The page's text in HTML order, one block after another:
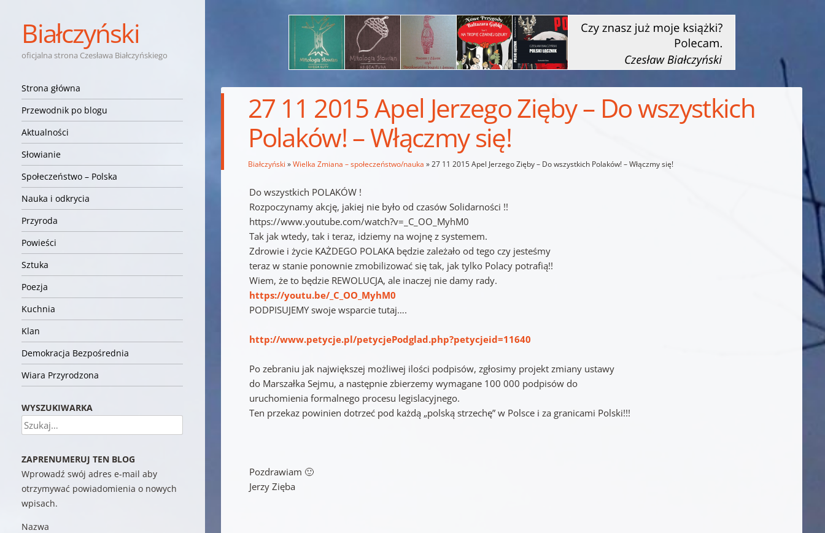
Białczyński
oficjalna strona Czesława Białczyńskiego
Nawigacja
Przejdź do treści
Strona główna
Przewodnik po blogu
Aktualności
Słowianie
Społeczeństwo – Polska
Nauka i odkrycia
Przyroda
Powieści
Sztuka
Poezja
Kuchnia
Klan
Demokracja Bezpośrednia
Wiara Przyrodzona
27 11 2015 Apel Jerzego Zięby – Do wszystkich
Polaków! – Włączmy się!
Białczyński »Wielka Zmiana – społeczeństwo/nauka »27 11 2015 Apel Jerzego Zięby – Do wszystkich Polaków! – Włączmy się!
Do wszystkich POLAKÓW !
Rozpoczynamy akcję, jakiej nie było od czasów Solidarności !!
https://www.youtube.com/watch?v=_C_OO_MyhM0
Tak jak wtedy, tak i teraz, idziemy na wojnę z systemem.
Zdrowie i życie KAŻDEGO POLAKA będzie zależało od tego czy jesteśmy
teraz w stanie ponownie zmobilizować się tak, jak tylko Polacy potrafią!!
Wiem, że to będzie REWOLUCJA, ale inaczej nie damy rady.
https://youtu.be/_C_OO_MyhM0
PODPISUJEMY swoje wsparcie tutaj….
http://www.petycje.pl/petycjePodglad.php?petycjeid=11640
Po zebraniu jak największej możliwej ilości podpisów, zgłosimy projekt zmiany ustawy
do Marszałka Sejmu, a następnie zbierzemy wymagane 100 000 podpisów do
uruchomienia formalnego procesu legislacyjnego.
Ten przekaz powinien dotrzeć pod każdą „polską strzechę” w Polsce i za granicami Polski!!!
Pozdrawiam 🙂
Jerzy Zięba
WYSZUKIWARKA
Szukaj
ZAPRENUMERUJ TEN BLOG
Wprowadź swój adres e-mail aby
otrzymywać powiadomienia o nowych
wpisach.
Nazwa